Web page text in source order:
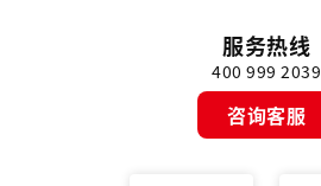
服务热线
400 999 2039
咨询客服